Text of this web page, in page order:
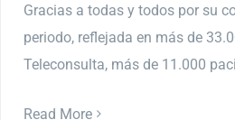
Gracias a todas y todos por su
periodo, reflejada en más de
Teleconsulta, más de 11.000
Read More